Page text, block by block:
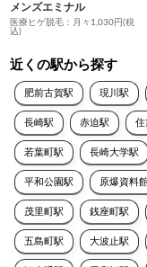
メンズエミナル
医療ヒゲ脱毛：月々1,030円(税
込)
近くの駅から探す
肥前古賀駅 現川駅
長崎駅 赤迫駅 住
若葉町駅 長崎大学駅
平和公園駅 原爆資料
茂里町駅 銭座町駅
五島町駅 大波止駅